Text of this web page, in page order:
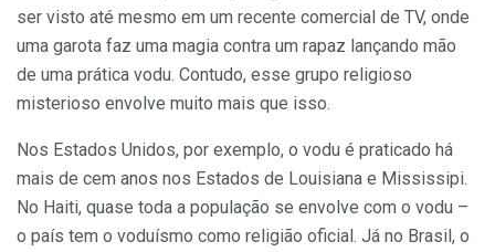
ser visto até mesmo em um recente comercial de TV, onde
uma garota faz uma magia contra um rapaz lançando mão
de uma prática vodu. Contudo, esse grupo religioso
misterioso envolve muito mais que isso.
Nos Estados Unidos, por exemplo, o vodu é praticado há
mais de cem anos nos Estados de Louisiana e Mississipi.
No Haiti, quase toda a população se envolve com o vodu –
o país tem o voduísmo como religião oficial. Já no Brasil, o